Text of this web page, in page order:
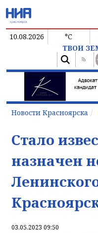
10.08.2026 °C
ТВОИ
Новости Красноярска
Стало
назначен
03.05.2023 09:50